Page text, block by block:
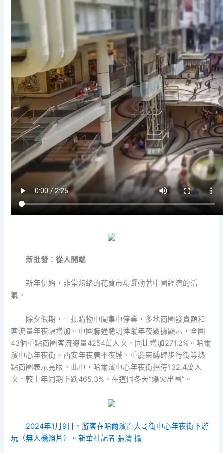
新批發：從人開端
新年伊始，非常熱絡的花費市場躍動著中國經濟的活
氣。
除夕假期，一批購物中間集中停業，多地商圈發賣額和
客流量年夜幅增加。中國聯通聰明萍蹤年夜數據顯示，全國
43個重點商圈客流總量4254萬人次，同比增加271.2%。哈爾
濱中心年夜街、西安年夜唐不夜城、重慶束縛碑步行街等熱
點商圈表示亮眼。此中，哈爾濱中心年夜街招待132.4萬人
次，較上年同期下跌465.3%，在這個冬天“爆火出圈”。
2024年1月9日，游客在哈爾濱百大哥街中心年夜街下游
玩（無人機照片）。新華社記者 張濤 攝